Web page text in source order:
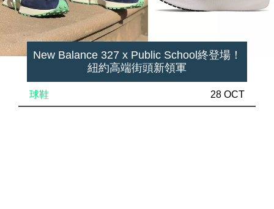
New Balance 327 x Public School終登場！
紐約高端街頭新領軍
球鞋 28 OCT